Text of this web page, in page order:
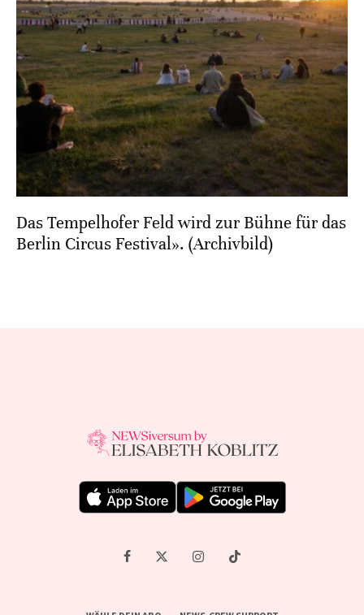
Das Tempelhofer Feld wird zur Bühne für das
Berlin Circus Festival». (Archivbild)